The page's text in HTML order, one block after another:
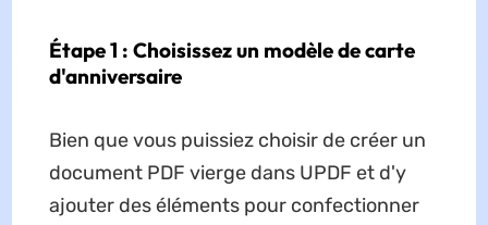
Étape 1 : Choisissez un modèle de carte
d'anniversaire
Bien que vous puissiez choisir de créer un
document PDF vierge dans UPDF et d'y
ajouter des éléments pour confectionner